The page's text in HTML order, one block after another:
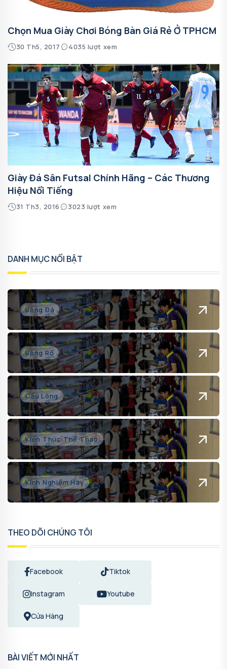
Chọn Mua Giày Chơi Bóng Bàn Giá Rẻ Ở TPHCM
30 Th5, 2017 4035 lượt xem
Giày Đá Sân Futsal Chính Hãng – Các Thương
Hiệu Nổi Tiếng
31 Th3, 2016 3023 lượt xem
DANH MỤC NỔI BẬT
Bóng Đá
Bóng Rổ
Cầu Lông
Kiến Thức Thể Thao
Kinh Nghiệm Hay
THEO DÕI CHÚNG TÔI
Facebook Tiktok
Instagram Youtube
Cửa Hàng
BÀI VIẾT MỚI NHẤT